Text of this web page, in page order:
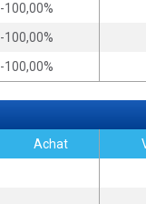
-100,00%
-100,00%
-100,00%
Achat